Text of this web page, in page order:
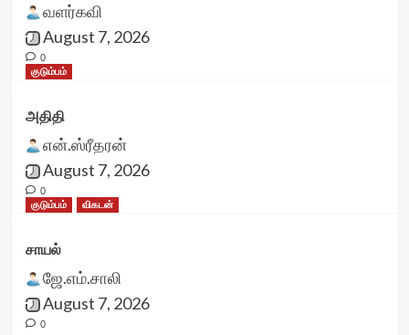
வளர்கவி
August 7, 2026
0
குடும்பம்
அதிதி
என்.ஸ்ரீதரன்
August 7, 2026
0
குடும்பம்
விகடன்
சாயல்
ஜே.எம்.சாலி
August 7, 2026
0